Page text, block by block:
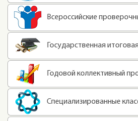
Всероссийские
Государственная
Годовой коллективный
Специализированные